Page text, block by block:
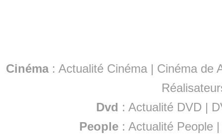
Cinéma: Actualité Cinéma | Cinéma de
Dvd : Actualité DVD |
People :Actualité People